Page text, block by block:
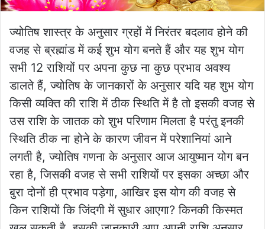
ज्योतिष शास्त्र के अनुसार ग्रहों में निरंतर बदलाव होने की
वजह से ब्रह्मांड में कई शुभ योग बनते हैं और यह शुभ योग
सभी 12 राशियों पर अपना कुछ ना कुछ प्रभाव अवश्य
डालते हैं, ज्योतिष के जानकारों के अनुसार यदि यह शुभ योग
किसी व्यक्ति की राशि में ठीक स्थिति में है तो इसकी वजह से
उस राशि के जातक को शुभ परिणाम मिलता है परंतु इनकी
स्थिति ठीक ना होने के कारण जीवन में परेशानियां आने
लगती है, ज्योतिष गणना के अनुसार आज आयुष्मान योग बन
रहा है, जिसकी वजह से सभी राशियों पर इसका अच्छा और
बुरा दोनों ही प्रभाव पड़ेगा, आखिर इस योग की वजह से
किन राशियों कि जिंदगी में सुधार आएगा? किनकी किस्मत